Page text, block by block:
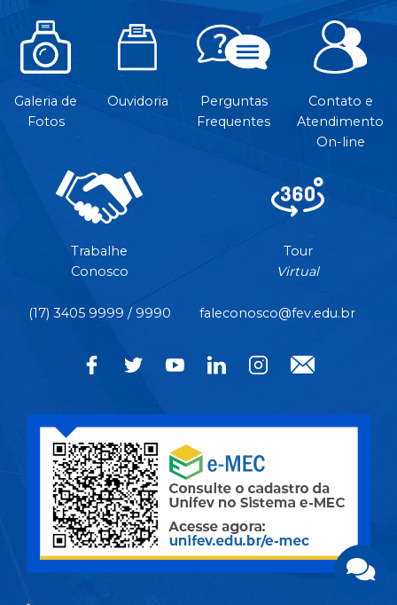
Galeria de
Fotos
Ouvidoria
Perguntas
Frequentes
Contato e
Atendimento
On-line
Trabalhe
Conosco
Tour
Virtual
(17) 3405 9999 / 9990 faleconosco@fev.edu.br